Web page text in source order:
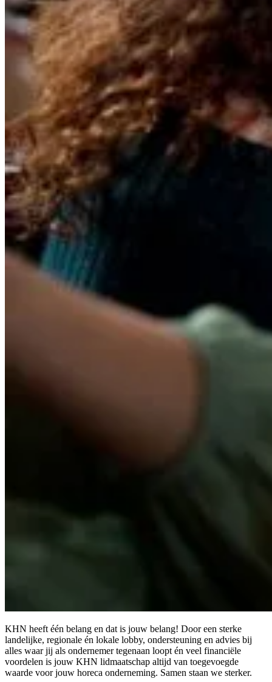
KHN heeft één belang en dat is jouw belang! Door een sterke
landelijke, regionale én lokale lobby, ondersteuning en advies bij
alles waar jij als ondernemer tegenaan loopt én veel financiële
voordelen is jouw KHN lidmaatschap altijd van toegevoegde
waarde voor jouw horeca onderneming. Samen staan we sterker.